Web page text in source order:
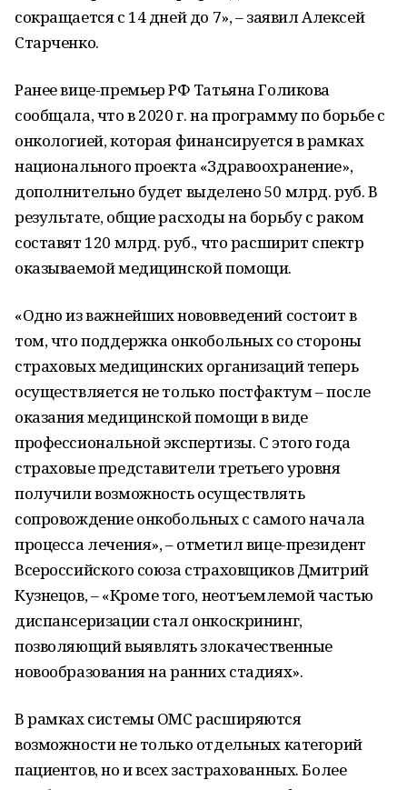
сокращается с 14 дней до 7», – заявил Алексей
Старченко.
Ранее вице-премьер РФ Татьяна Голикова
сообщала, что в 2020 г. на программу по борьбе с
онкологией, которая финансируется в рамках
национального проекта «Здравоохранение»,
дополнительно будет выделено 50 млрд. руб. В
результате, общие расходы на борьбу с раком
составят 120 млрд. руб., что расширит спектр
оказываемой медицинской помощи.
«Одно из важнейших нововведений состоит в
том, что поддержка онкобольных со стороны
страховых медицинских организаций теперь
осуществляется не только постфактум – после
оказания медицинской помощи в виде
профессиональной экспертизы. С этого года
страховые представители третьего уровня
получили возможность осуществлять
сопровождение онкобольных с самого начала
процесса лечения», – отметил вице-президент
Всероссийского союза страховщиков Дмитрий
Кузнецов, – «Кроме того, неотъемлемой частью
диспансеризации стал онкоскрининг,
позволяющий выявлять злокачественные
новообразования на ранних стадиях».
В рамках системы ОМС расширяются
возможности не только отдельных категорий
пациентов, но и всех застрахованных. Более